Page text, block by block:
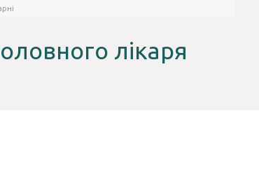
лікаря